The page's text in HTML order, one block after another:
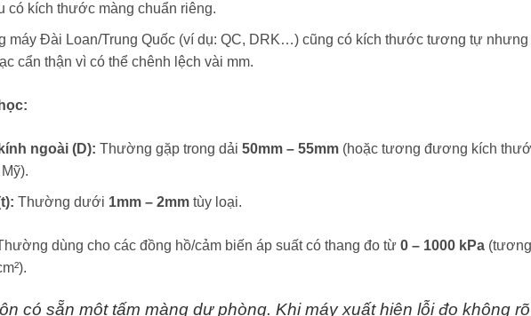
có kích thước màng chuẩn riêng.
máy Đài Loan/Trung Quốc (ví dụ: QC, DRK…) cũng có kích thước tương tự nhưng
cẩn thận vì có thể chênh lệch vài mm.
ngoài (D): Thường gặp trong dải 50mm – 55mm(hoặc tương đương kích
Thường dưới 1mm – 2mmtùy loại.
dùng cho các đồng hồ/cảm biến áp suất có thang đo từ 0 – 1000 kPa(tương
có sẵn một tấm màng dự phòng. Khi máy xuất hiện lỗi đo không rõ